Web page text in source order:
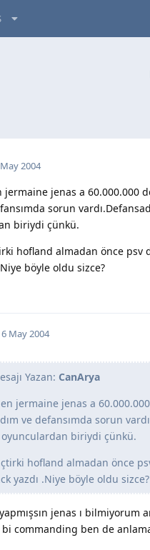
2004
jermaine jenas a 60.000.000
sorun
biriydi çünkü.
hofland almadan önce psv
böyle oldu sizce?
6 May 2004
Yazan: CanArya
jermaine jenas a
ve defansımda sorun
biriydi çünkü.
hofland almadan önce
yazdı .Niye böyle oldu sizce?
jenas ı
commanding ben de